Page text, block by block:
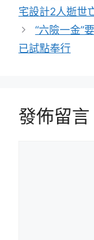
宅設計2人逝世
“六險一金”
已試點奉行
發佈留言